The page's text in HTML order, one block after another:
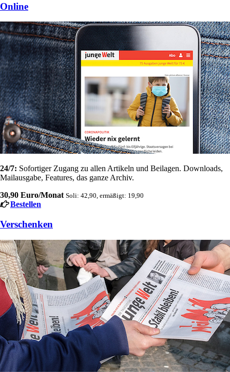
Online
24/7: Sofortiger Zugang zu allen Artikeln und Beilagen. Downloads,
Mailausgabe, Features, das ganze Archiv.
30,90 Euro/Monat Soli: 42,90, ermäßigt: 19,90
Bestellen
Verschenken